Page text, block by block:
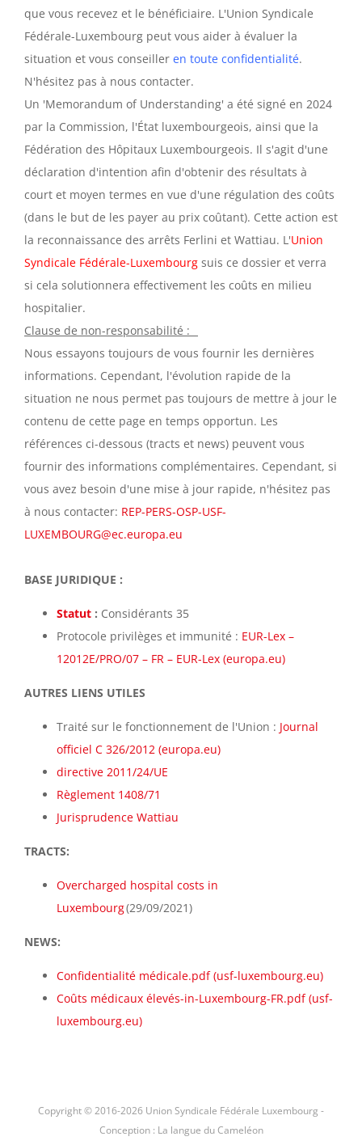
que vous recevez et le bénéficiaire. L'Union Syndicale
Fédérale-Luxembourg peut vous aider à évaluer la
situation et vous conseiller en toute confidentialité.
N'hésitez pas à nous contacter.
Un 'Memorandum of Understanding' a été signé en 2024
par la Commission, l'État luxembourgeois, ainsi que la
Fédération des Hôpitaux Luxembourgeois. Il s'agit d'une
déclaration d'intention afin d'obtenir des résultats à
court et moyen termes en vue d'une régulation des coûts
(dans le but de les payer au prix coûtant). Cette action est
la reconnaissance des arrêts Ferlini et Wattiau. L'Union
Syndicale Fédérale-Luxembourg suis ce dossier et verra
si cela solutionnera effectivement les coûts en milieu
hospitalier.
Clause de non-responsabilité :
Nous essayons toujours de vous fournir les dernières
informations. Cependant, l'évolution rapide de la
situation ne nous permet pas toujours de mettre à jour le
contenu de cette page en temps opportun. Les
références ci-dessous (tracts et news) peuvent vous
fournir des informations complémentaires. Cependant, si
vous avez besoin d'une mise à jour rapide, n'hésitez pas
à nous contacter: REP-PERS-OSP-USF-
LUXEMBOURG@ec.europa.eu
BASE JURIDIQUE :
Statut : Considérants 35
Protocole privilèges et immunité : EUR-Lex –
12012E/PRO/07 – FR – EUR-Lex (europa.eu)
AUTRES LIENS UTILES
Traité sur le fonctionnement de l'Union : Journal
officiel C 326/2012 (europa.eu)
directive 2011/24/UE
Règlement 1408/71
Jurisprudence Wattiau
TRACTS:
Overcharged hospital costs in
Luxembourg(29/09/2021)
NEWS:
Confidentialité médicale.pdf (usf-luxembourg.eu)
Coûts médicaux élevés-in-Luxembourg-FR.pdf (usf-
luxembourg.eu)
Copyright © 2016-2026 Union Syndicale Fédérale Luxembourg -
Conception : La langue du Cameléon